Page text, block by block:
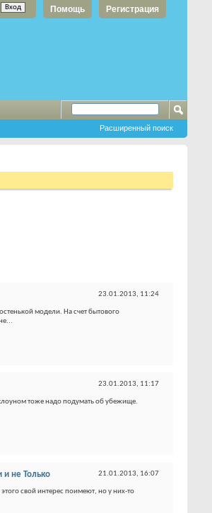
Регистрация
Помощь
Расширенный поиск
23.01.2013, 11:24
модели. На счет бытового
23.01.2013, 11:17
тоже надо подумать об убежище.
21.01.2013, 16:07
не Только
свой интерес поимеют, но у них-то